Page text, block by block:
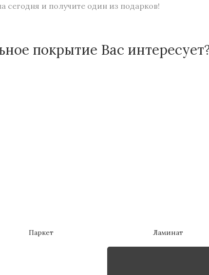
сегодня и получите один из подарков!
покрытие Вас
Паркет Ламинат